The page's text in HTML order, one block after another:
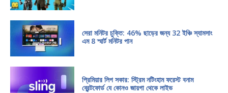
সেরা মনিটর চুক্তি: 46% ছাড়ের জন্য 32 ইঞ্চি স্যামসাং
এম 8 স্মার্ট মনিটর পান
প্রিমিয়ার লিগ সকার: স্ট্রিম নটিংহাম ফরেস্ট বনাম
ব্রেন্টফোর্ড যে কোনও জায়গা থেকে লাইভ